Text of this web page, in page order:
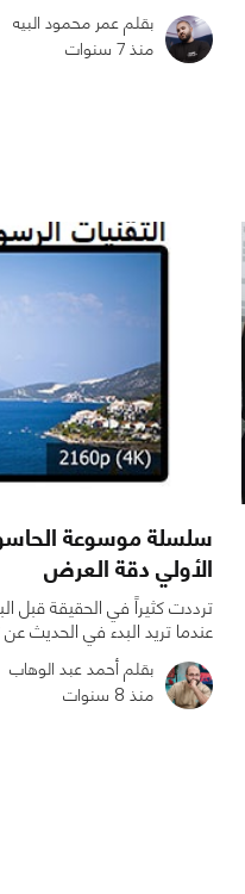
بقلم عمر محمود البيه
منذ 7 سنوات
سلسلة موسوعة
الأولي دقة العرض
ترددت كثيراً في الحقيقة قبل
عندما تريد البدء في الحديث
بقلم أحمد عبد الوهاب
منذ 8 سنوات